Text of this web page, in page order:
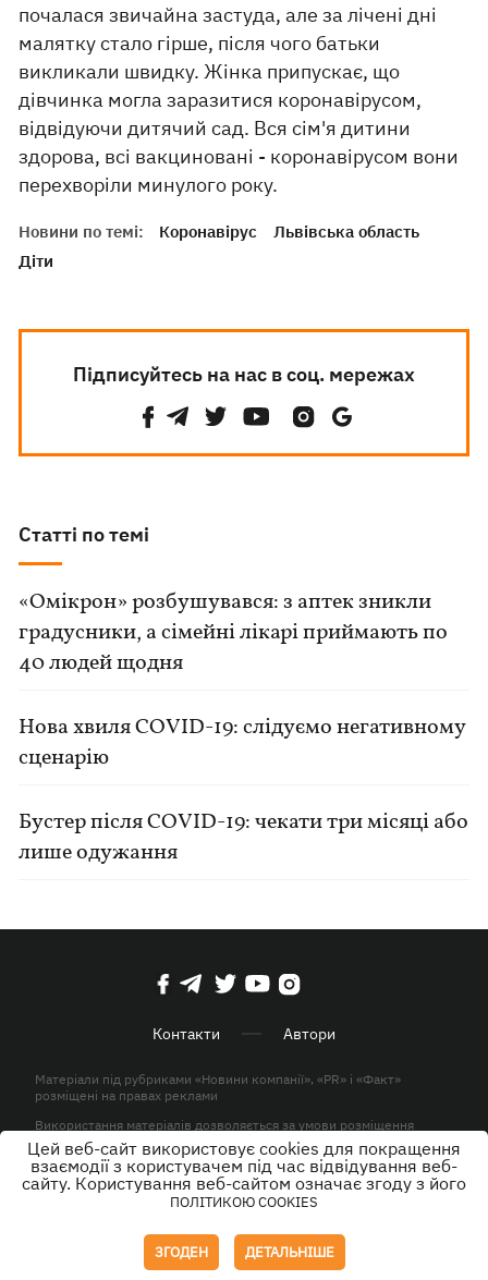
почалася звичайна застуда, але за лічені дні
малятку стало гірше, після чого батьки
викликали швидку. Жінка припускає, що
дівчинка могла заразитися коронавірусом,
відвідуючи дитячий сад. Вся сім'я дитини
здорова, всі вакциновані - коронавірусом вони
перехворіли минулого року.
Новини по темі: Коронавірус
Львівська область
Діти
Підписуйтесь на нас в соц. мережах
Статті по темі
«Омікрон» розбушувався: з аптек зникли
градусники, а сімейні лікарі приймають по
40 людей щодня
Нова хвиля COVID-19: слідуємо негативному
сценарію
Бустер після COVID-19: чекати три місяці або
лише одужання
Контакти Автори
Матеріали під рубриками «Новини компанії», «PR» і «Факт»
розміщені на правах реклами
Використання матеріалів дозволяється за умови розміщення
активного гіперпосилання на KP.UA в першому абзаці.
© ТОВ «ЮЛАВ МЕДІА» 2026. Всі права захищені.
Цей веб-сайт використовує cookies для покращення
взаємодії з користувачем під час відвідування веб-
сайту. Користування веб-сайтом означає згоду з його
ПОЛІТИКОЮ COOKIES
ЗГОДЕН ДЕТАЛЬНІШЕ